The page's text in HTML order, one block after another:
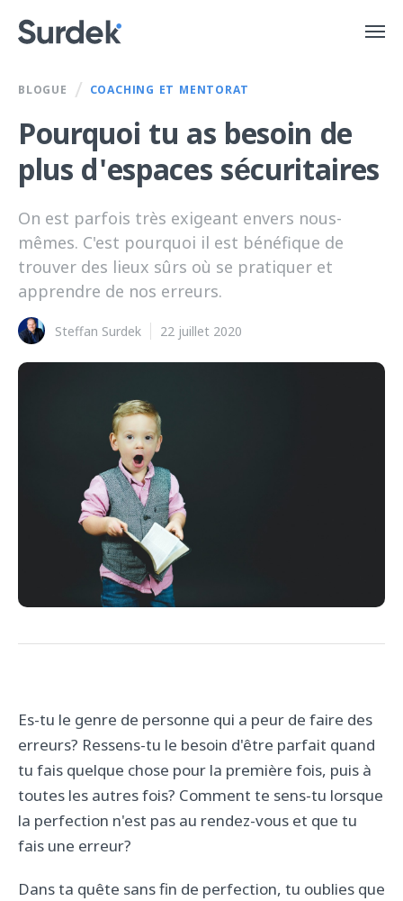
BLOGUE / COACHING ET MENTORAT
Pourquoi tu as besoin de
plus d'espaces sécuritaires
On est parfois très exigeant envers nous-
mêmes. C'est pourquoi il est bénéfique de
trouver des lieux sûrs où se pratiquer et
apprendre de nos erreurs.
Steffan Surdek 22 juillet 2020
Es-tu le genre de personne qui a peur de faire des
erreurs? Ressens-tu le besoin d'être parfait quand
tu fais quelque chose pour la première fois, puis à
toutes les autres fois? Comment te sens-tu lorsque
la perfection n'est pas au rendez-vous et que tu
fais une erreur?
Dans ta quête sans fin de perfection, tu oublies que